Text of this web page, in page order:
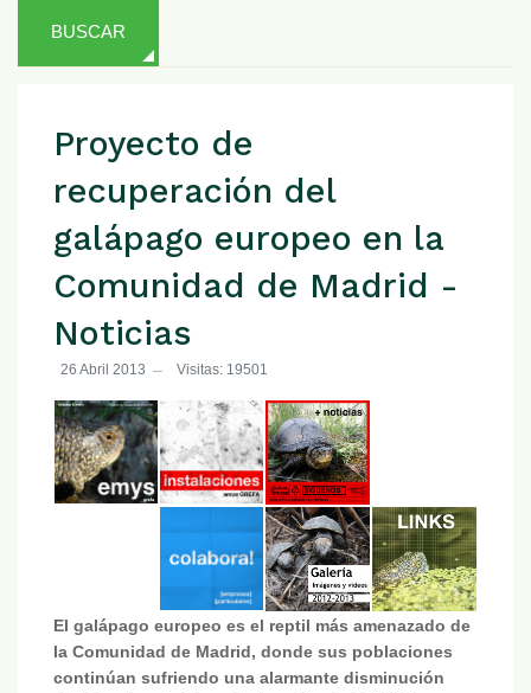
BUSCAR
Proyecto de
recuperación del
galápago europeo en la
Comunidad de Madrid -
Noticias
26 Abril 2013 Visitas: 19501
El galápago europeo es el reptil más amenazado de
la Comunidad de Madrid, donde sus poblaciones
continúan sufriendo una alarmante disminución